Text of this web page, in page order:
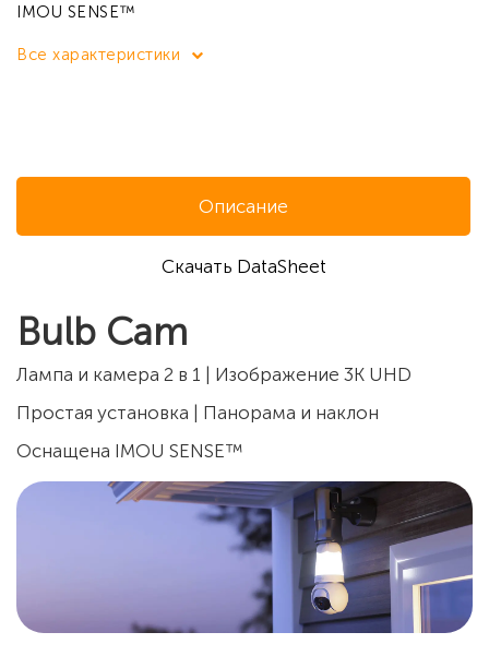
IMOU SENSE™
Все характеристики
Описание
Скачать DataSheet
Bulb Cam
Лампа и камера 2 в 1 | Изображение 3K UHD
Простая установка | Панорама и наклон
Оснащена IMOU SENSE™